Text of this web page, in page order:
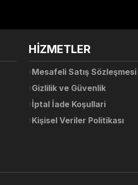
Yorum Yaz
Deneyimini Paylaş
HİZMETLER
Mesafeli Satış Sözleşmesi
Gizlilik ve Güvenlik
İptal İade Koşullari
Kişisel Veriler Politikası